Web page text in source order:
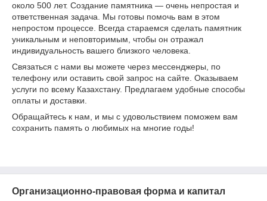
около 500 лет. Создание памятника — очень непростая и
ответственная задача. Мы готовы помочь вам в этом
непростом процессе. Всегда стараемся сделать памятник
уникальным и неповторимым, чтобы он отражал
индивидуальность вашего близкого человека.
Связаться с нами вы можете через мессенджеры, по
телефону или оставить свой запрос на сайте. Оказываем
услуги по всему Казахстану. Предлагаем удобные способы
оплаты и доставки.
Обращайтесь к нам, и мы с удовольствием поможем вам
сохранить память о любимых на многие годы!
Организационно-правовая форма и капитал